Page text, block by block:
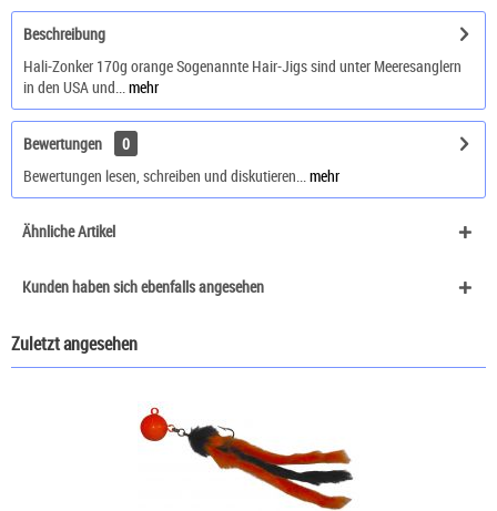
Beschreibung
Hali-Zonker 170g orange Sogenannte Hair-Jigs sind unter Meeresanglern
in den USA und...mehr
Bewertungen
0
Bewertungen lesen, schreiben und diskutieren...mehr
Ähnliche Artikel
Kunden haben sich ebenfalls angesehen
Zuletzt angesehen